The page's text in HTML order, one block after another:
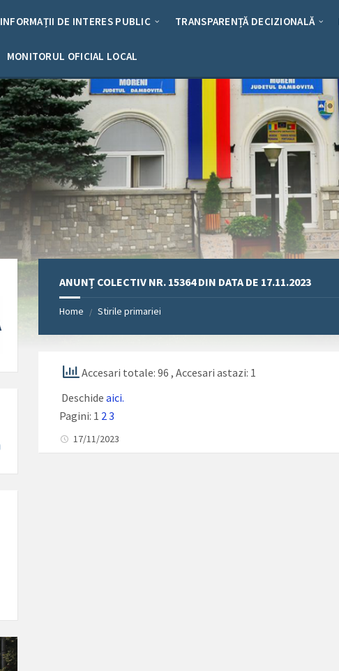
INFORMAȚII DE INTERES PUBLIC TRANSPARENȚĂ DECIZIONALĂ
MONITORUL OFICIAL LOCAL
ANUNȚ COLECTIV NR. 15364 DIN DATA DE 17.11.2023
Home / Stirile primariei
Accesari totale: 96, Accesari astazi: 1
Deschideaici.
Pagini: 1 2 3
17/11/2023